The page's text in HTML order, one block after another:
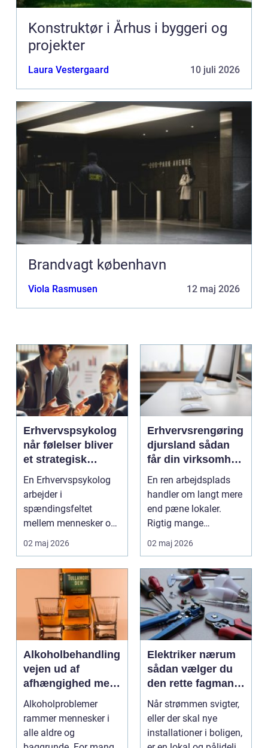
Konstruktør i Århus i byggeri og
projekter
Laura Vestergaard 10 juli 2026
Brandvagt københavn
Viola Rasmusen 12 maj 2026
Erhvervspsykolog
når følelser bliver
et strategisk
værktøj i
arbejdslivet
En Erhvervspsykolog
arbejder i
spændingsfeltet
mellem mennesker og
forretning. Fokus er
ikke kun på ...
02 maj 2026
Erhvervsrengøring
djursland sådan
får din virksomhed
mest muligt ud af
rengøringen
En ren arbejdsplads
handler om langt mere
end pæne lokaler.
Rigtig mange
virksomheder på
Djursland o...
02 maj 2026
Alkoholbehandling
vejen ud af
afhængighed med
professionel støtte
Alkoholproblemer
rammer mennesker i
alle aldre og
Elektriker nærum
sådan vælger du
den rette fagmand
til dine el-opgaver
Når strømmen svigter,
eller der skal nye
installationer i boligen,